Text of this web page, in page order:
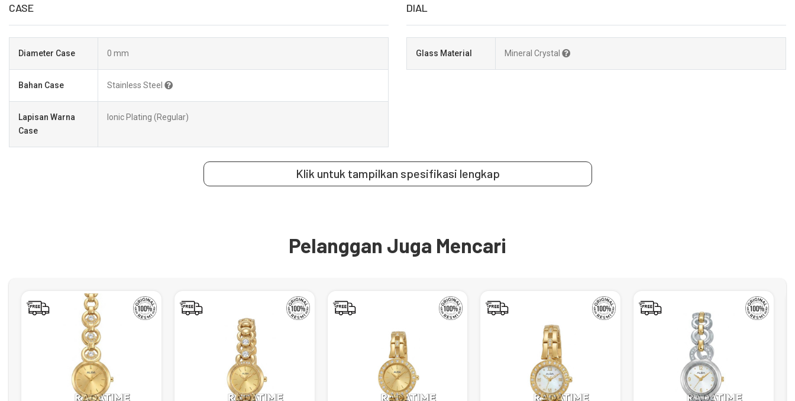
CASE
Diameter Case 0 mm
Bahan Case Stainless Steel
Lapisan Warna
Case
Ionic Plating (Regular)
DIAL
Glass Material Mineral Crystal
Klik untuk tampilkan spesifikasi lengkap
Pelanggan Juga Mencari